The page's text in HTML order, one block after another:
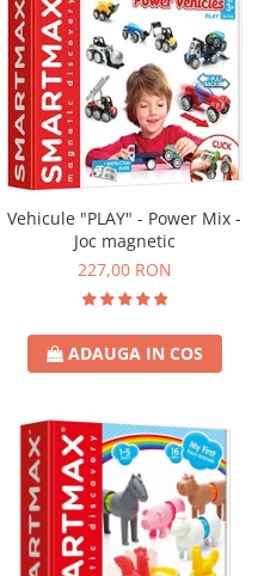
Vehicule "PLAY" - Power Mix -
Joc magnetic
227,00 RON
ADAUGA IN COS